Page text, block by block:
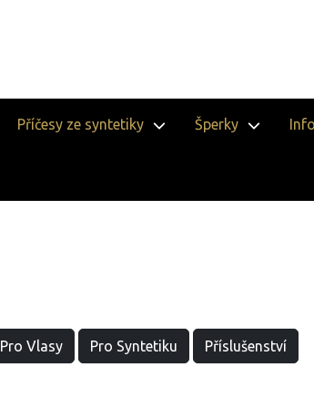
Příčesy ze syntetiky Šperky
Pro Vlasy Pro Syntetiku Příslušenství